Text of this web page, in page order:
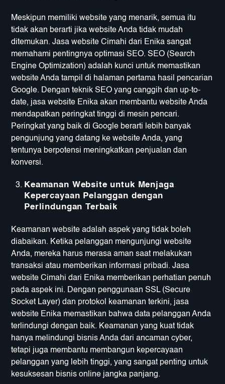
Meskipun memiliki website yang menarik, semua itu
tidak akan berarti jika website Anda tidak mudah
ditemukan. Jasa website Cimahi dari Enika sangat
memahami pentingnya optimasi SEO. SEO (Search
Engine Optimization) adalah kunci untuk memastikan
website Anda tampil di halaman pertama hasil pencarian
Google. Dengan teknik SEO yang canggih dan up-to-
date, jasa website Enika akan membantu website Anda
mendapatkan peringkat tinggi di mesin pencari.
Peringkat yang baik di Google berarti lebih banyak
pengunjung yang datang ke website Anda, yang
tentunya berpotensi meningkatkan penjualan dan
konversi.
Keamanan Website untuk Menjaga
Kepercayaan Pelanggan dengan
Perlindungan Terbaik
Keamanan website adalah aspek yang tidak boleh
diabaikan. Ketika pelanggan mengunjungi website
Anda, mereka harus merasa aman saat melakukan
transaksi atau memberikan informasi pribadi. Jasa
website Cimahi dari Enika memberikan perhatian penuh
pada aspek ini. Dengan penggunaan SSL (Secure
Socket Layer) dan protokol keamanan terkini, jasa
website Enika memastikan bahwa data pelanggan Anda
terlindungi dengan baik. Keamanan yang kuat tidak
hanya melindungi bisnis Anda dari ancaman cyber,
tetapi juga membantu membangun kepercayaan
pelanggan yang lebih tinggi, yang sangat penting untuk
kesuksesan bisnis online jangka panjang.